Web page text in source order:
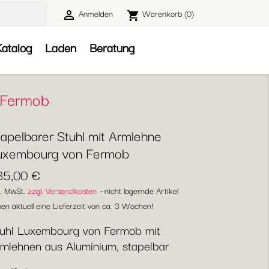
 Anmelden shopping_cart Warenkorb(0)
Laden Beratung
Stuhl mit Armlehne
von Fermob
€
MwSt. zzgl. Versandkosten nicht lagernde Artikel
aktuell eine Lieferzeit von ca. 3 Wochen!
Luxembourg von Fermob mit
aus Aluminium, stapelbar